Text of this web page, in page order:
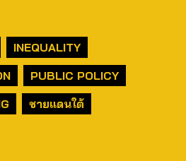
INEQUALITY
PUBLIC POLICY
ชายแดนใต้